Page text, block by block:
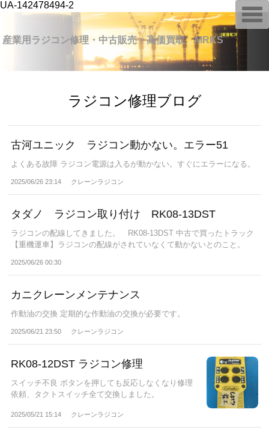
UA-142478494-2
産業用ラジコン修理・中古販売・高価買取 MRKS
ラジコン修理ブログ
古河ユニック ラジコン動かない。エラー51
よくある故障 ラジコン電源は入るが動かない。すぐにエラーになる。
2025/06/26 23:14 クレーンラジコン
タダノ ラジコン取り付け RK08-13DST
ラジコンの配線してきました。 RK08-13DST 中古で買ったトラック
【重機運車】ラジコンの配線がされていなくて動かないとのこと。
2025/06/26 00:30
カニクレーンメンテナンス
作動油の交換 定期的な作動油の交換が必要です。
2025/06/21 23:50 クレーンラジコン
RK08-12DST ラジコン修理
スイッチ不良 ボタンを押しても反応しなくなり修理
依頼、タクトスイッチ全て交換しました。
2025/05/21 15:14 クレーンラジコン
T
o
g
a
i